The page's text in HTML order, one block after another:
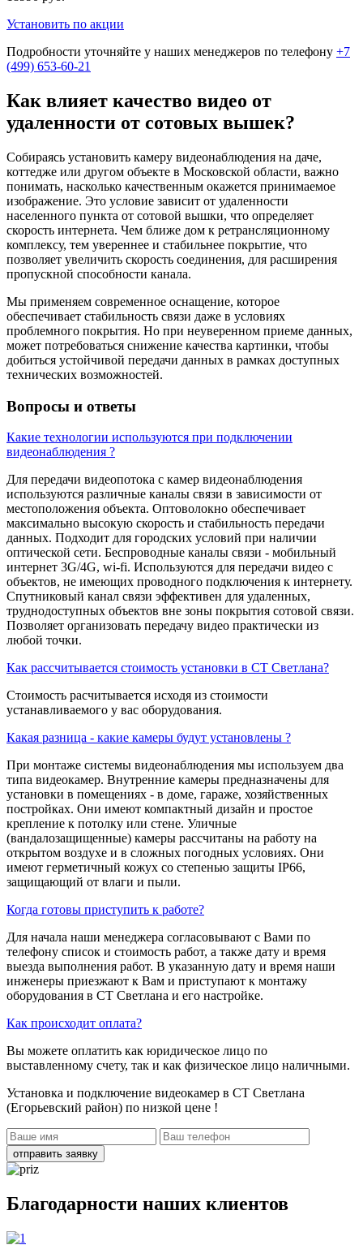
Установить по акции
Подробности уточняйте у наших менеджеров по телефону +7
(499) 653-60-21
Как влияет качество видео от
удаленности от сотовых вышек?
Собираясь установить камеру видеонаблюдения на даче,
коттедже или другом объекте в Московской области, важно
понимать, насколько качественным окажется принимаемое
изображение. Это условие зависит от удаленности
населенного пункта от сотовой вышки, что определяет
скорость интернета. Чем ближе дом к ретрансляционному
комплексу, тем увереннее и стабильнее покрытие, что
позволяет увеличить скорость соединения, для расширения
пропускной способности канала.
Мы применяем современное оснащение, которое
обеспечивает стабильность связи даже в условиях
проблемного покрытия. Но при неуверенном приеме данных,
может потребоваться снижение качества картинки, чтобы
добиться устойчивой передачи данных в рамках доступных
технических возможностей.
Вопросы и ответы
Какие технологии используются при подключении
видеонаблюдения ?
Для передачи видеопотока с камер видеонаблюдения
используются различные каналы связи в зависимости от
местоположения объекта. Оптоволокно обеспечивает
максимально высокую скорость и стабильность передачи
данных. Подходит для городских условий при наличии
оптической сети. Беспроводные каналы связи - мобильный
интернет 3G/4G, wi-fi. Используются для передачи видео с
объектов, не имеющих проводного подключения к интернету.
Спутниковый канал связи эффективен для удаленных,
труднодоступных объектов вне зоны покрытия сотовой связи.
Позволяет организовать передачу видео практически из
любой точки.
Как рассчитывается стоимость установки в СТ Светлана?
Стоимость расчитывается исходя из стоимости
устанавливаемого у вас оборудования.
Какая разница - какие камеры будут установлены ?
При монтаже системы видеонаблюдения мы используем два
типа видеокамер. Внутренние камеры предназначены для
установки в помещениях - в доме, гараже, хозяйственных
постройках. Они имеют компактный дизайн и простое
крепление к потолку или стене. Уличные
(вандалозащищенные) камеры рассчитаны на работу на
открытом воздухе и в сложных погодных условиях. Они
имеют герметичный кожух со степенью защиты IP66,
защищающий от влаги и пыли.
Когда готовы приступить к работе?
Для начала наши менеджера согласовывают с Вами по
телефону список и стоимость работ, а также дату и время
выезда выполнения работ. В указанную дату и время наши
инженеры приезжают к Вам и приступают к монтажу
оборудования в СТ Светлана и его настройке.
Как происходит оплата?
Вы можете оплатить как юридическое лицо по
выставленному счету, так и как физическое лицо наличными.
Установка и подключение видеокамер в СТ Светлана
(Егорьевский район) по низкой цене !
отправить заявку
Благодарности наших клиентов